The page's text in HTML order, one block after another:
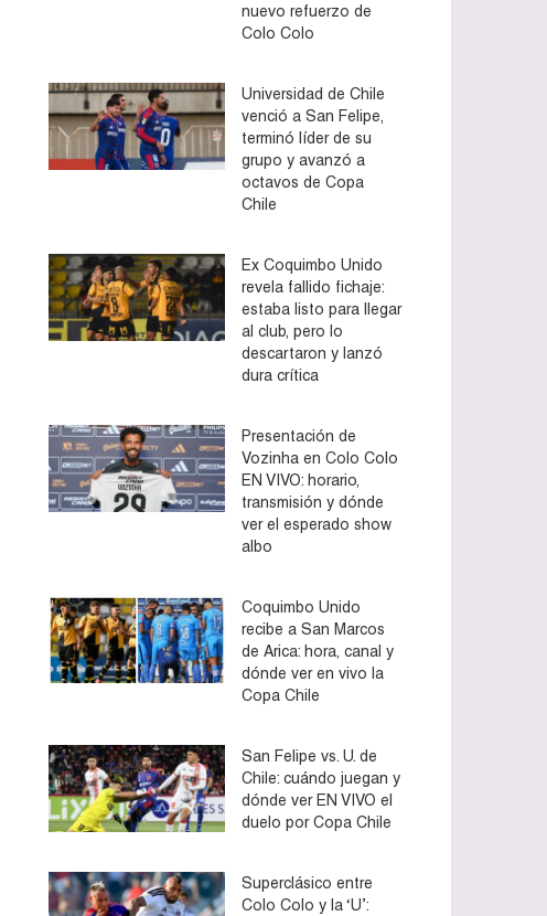
nuevo refuerzo de
Colo Colo
Universidad de Chile
venció a San Felipe,
terminó líder de su
grupo y avanzó a
octavos de Copa
Chile
Ex Coquimbo Unido
revela fallido fichaje:
estaba listo para llegar
al club, pero lo
descartaron y lanzó
dura crítica
Presentación de
Vozinha en Colo Colo
EN VIVO: horario,
transmisión y dónde
ver el esperado show
albo
Coquimbo Unido
recibe a San Marcos
de Arica: hora, canal y
dónde ver en vivo la
Copa Chile
San Felipe vs. U. de
Chile: cuándo juegan y
dónde ver EN VIVO el
duelo por Copa Chile
Superclásico entre
Colo Colo y la ‘U’: